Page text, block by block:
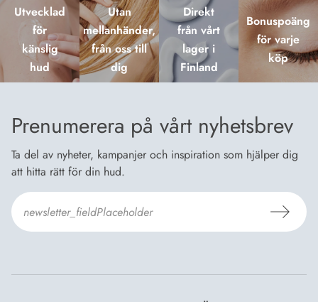
Utvecklad
för
känslig
hud
Utan
mellanhänder,
från oss till
dig
Direkt
från vårt
lager i
Finland
Bonuspoäng
för varje
köp
Prenumerera på vårt nyhetsbrev
Ta del av nyheter, kampanjer och inspiration som hjälper dig
att hitta rätt för din hud.